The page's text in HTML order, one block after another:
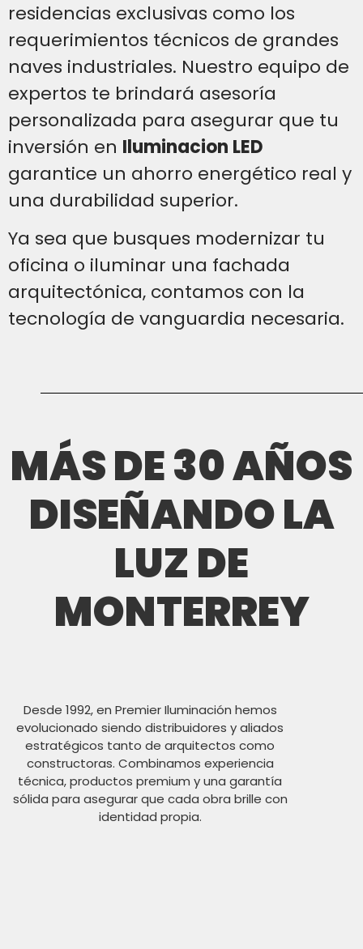
residencias exclusivas como los
requerimientos técnicos de grandes
naves industriales. Nuestro equipo de
expertos te brindará asesoría
personalizada para asegurar que tu
inversión en Iluminacion LED
garantice un ahorro energético real y
una durabilidad superior.
Ya sea que busques modernizar tu
oficina o iluminar una fachada
arquitectónica, contamos con la
tecnología de vanguardia necesaria.
MÁS DE 30 AÑOS
DISEÑANDO LA
LUZ DE
MONTERREY
Desde 1992, en Premier Iluminación hemos
evolucionado siendo distribuidores y aliados
estratégicos tanto de arquitectos como
constructoras. Combinamos experiencia
técnica,productos premium y una garantía
sólida para asegurar que cada obra brille con
identidad propia.